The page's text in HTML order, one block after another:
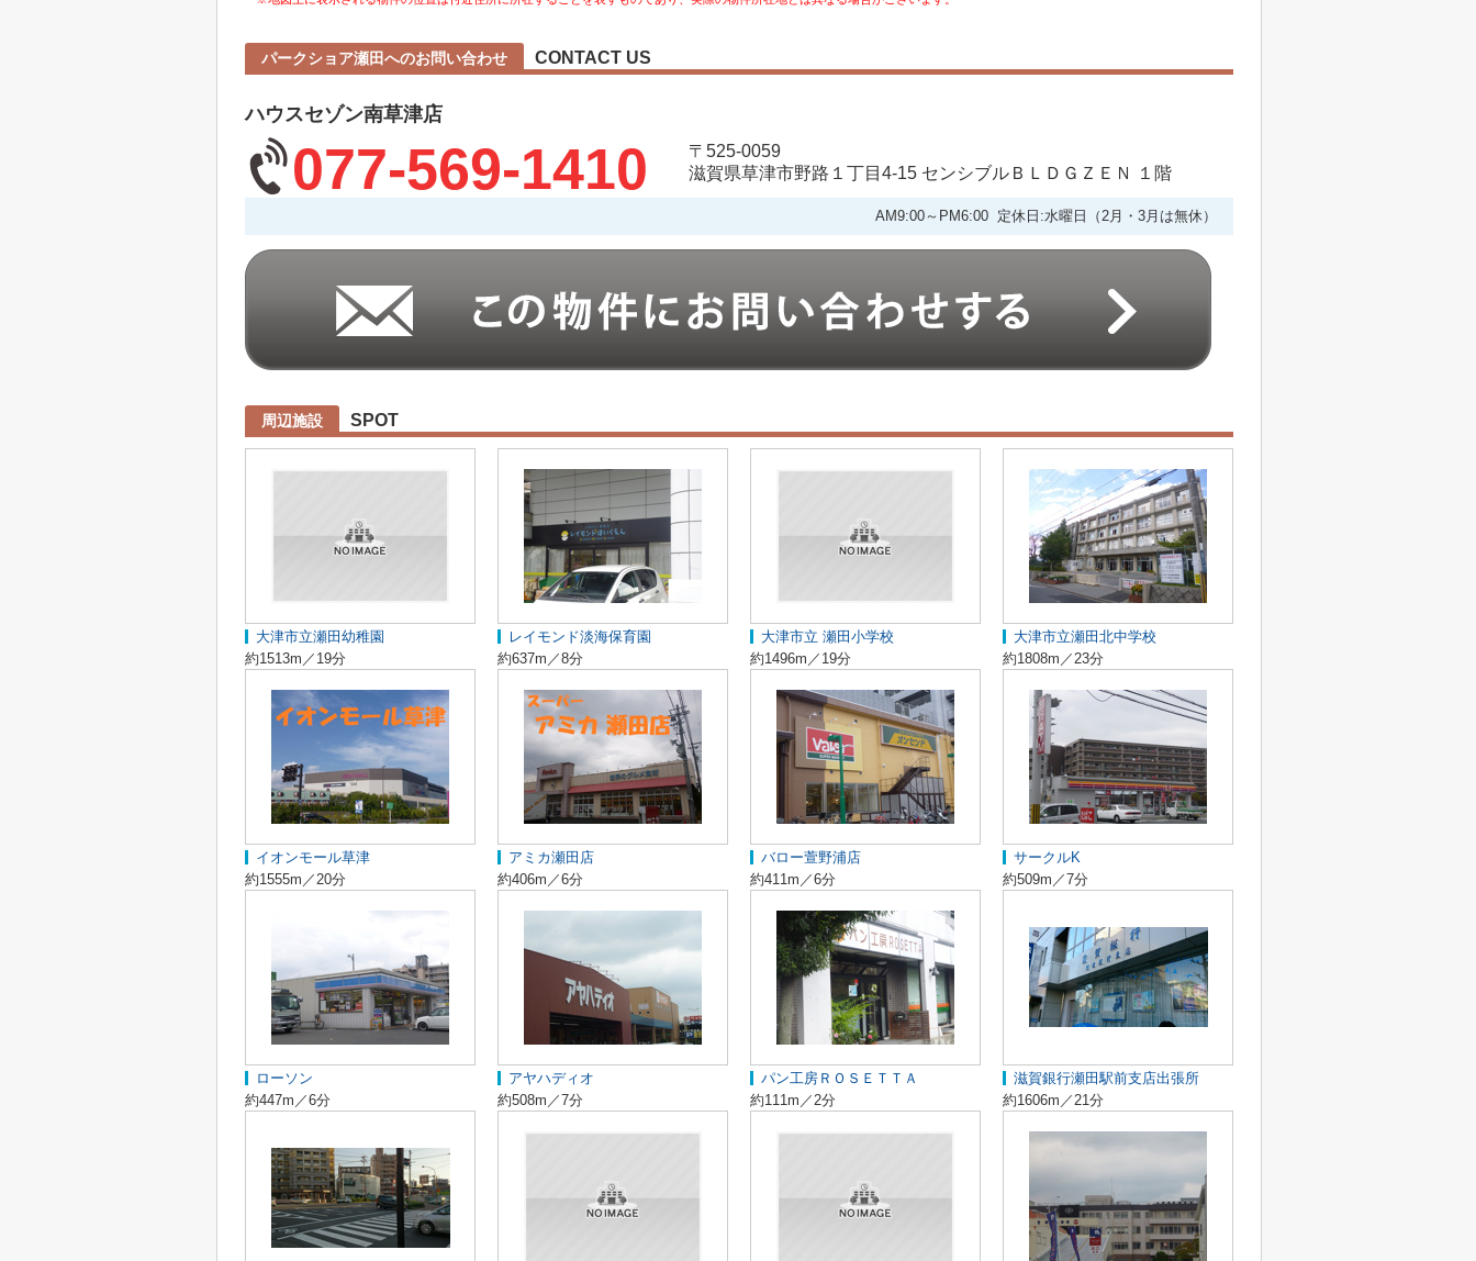
パークショア瀬田へのお問い合わせ CONTACT US
ハウスセゾン南草津店
077-569-1410
〒525-0059
滋賀県草津市野路１丁目4-15 センシブルＢＬＤＧＺＥＮ １階
AM9:00～PM6:00 定休日:水曜日（2月・3月は無休）
周辺施設 SPOT
大津市立瀬田幼稚園
約1513m／19分
レイモンド淡海保育園
約637m／8分
大津市立 瀬田小学校
約1496m／19分
大津市立瀬田北中学校
約1808m／23分
イオンモール草津
約1555m／20分
アミカ瀬田店
約406m／6分
バロー萱野浦店
約411m／6分
サークルK
約509m／7分
ローソン
約447m／6分
アヤハディオ
約508m／7分
パン工房ＲＯＳＥＴＴＡ
約111m／2分
滋賀銀行瀬田駅前支店出張所
約1606m／21分